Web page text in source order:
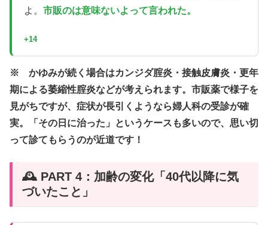
よ。 市販のは意味ないよって言われた。
+14
※ かゆみが続く場合はカンジダ腟炎・接触皮膚炎・更年
期による萎縮性腟炎などが考えられます。市販薬で様子を
見がちですが、症状が長引くようなら婦人科の受診が確
実。「その日に治った」というケースも多いので、思い切
って診てもらうのが近道です！
🕰️ PART 4：加齢の変化「40代以降に気
づいたこと」